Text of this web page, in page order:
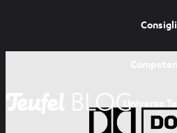
Consigli